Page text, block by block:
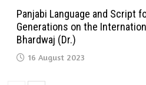
Panjabi Language and Script
Generations on the
Bhardwaj (Dr.)
16 August 2023